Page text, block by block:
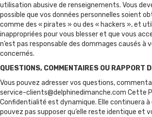
utilisation abusive de renseignements. Vous
possible que vos données personnelles soient
comme des « pirates » ou des « hackers », et
inappropriées pour vous blesser et que vous
n’est pas responsable des dommages causés à
concernés.
QUESTIONS, COMMENTAIRES OU RAPPORT
Vous pouvez adresser vos questions,
service-clients@delphinedimanche.com Cette
Confidentialité est dynamique. Elle continuera à
pouvez pas supposer qu’elle reste identique et